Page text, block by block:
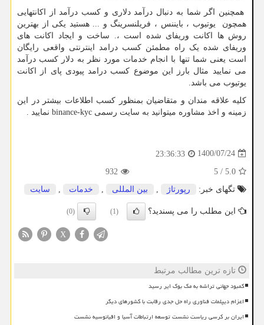
همچنین اگر شما به دنبال درآمد دلاری و کسب درآمد از اکانتهایی
همچون یوتیوب ، بایننس ، فریلنسرینگ و ... هستید یکی از بهترین
روش ها اکانت وریفای شده است ،. ساخت و ایجاد اکانت های
وریفای شده یک راه مطمئن کسب درامد اینترنتی واقعی رایگان
است یعنی شما تنها با انجام خدمات مورد نظر به دلار کسب درآمد
می نمایید مثال بارز این موضوع کسب درامد پیودی پای از اکانت
یوتیوب می باشد.
کلیه علاقه مندان و متقاضیان بمنظور کسب اطلاعات بیشتر در این
زمینه و اخذ مشاوره میتوانید به سایت رسمی binance-kyc نمایید .
1400/07/24
23:36:33
5.0
/
5
932
تگهای خبر:
رپورتاژ بین المللی خدمات سایت
این مطلب را می پسندید؟ (1)
(0)
X
تازه ترین مطالب مرتبط
کمبود جهانی تراشه به مک بوک ایر رسید
اعزام دیپلمات فناوری راه حل جدی رقابت با کشورهای دیگر
ایران بر کرسی ریاست نشست توسعه ارتباطات آسیا و اقیانوسیه نشست